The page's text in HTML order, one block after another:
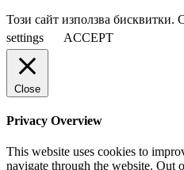
Този сайт използва бисквитки.
settings
ACCEPT
Close
Privacy Overview
This website uses cookies to
navigate through the website. Out